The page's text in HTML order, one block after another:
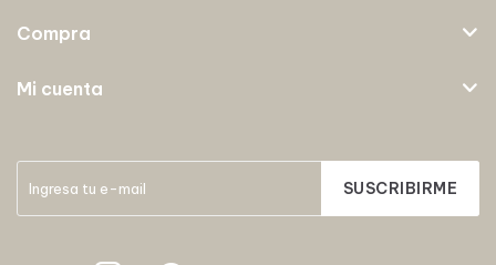
SUSCRIBIRME
Compra
Mi cuenta